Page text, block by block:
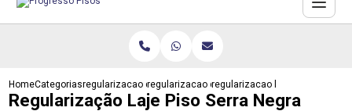
HomeCategoriasregularizacao de pisosregularizacao contrapisoregularizacao laje piso serra
Regularização Laje Piso Serra Negra